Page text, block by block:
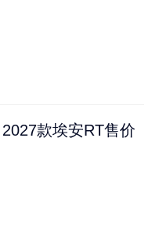
款埃安RT售价